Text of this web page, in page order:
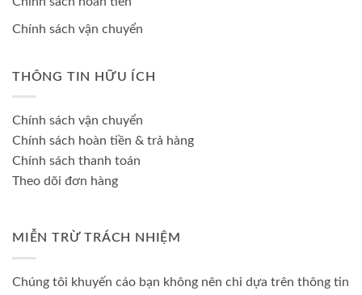
Chính sách vận chuyển
THÔNG TIN HỮU ÍCH
Chính sách vận chuyển
Chính sách hoàn tiền & trả hàng
Chính sách thanh toán
Theo dõi đơn hàng
MIỄN TRỪ TRÁCH NHIỆM
Chúng tôi khuyến cáo bạn không nên chỉ dựa trên thông tin